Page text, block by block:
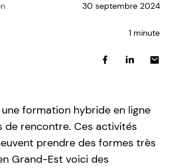
30 septembre 2024
1 minute
une formation hybride en ligne
de rencontre. Ces activités
prendre des formes très
Grand-Est voici des